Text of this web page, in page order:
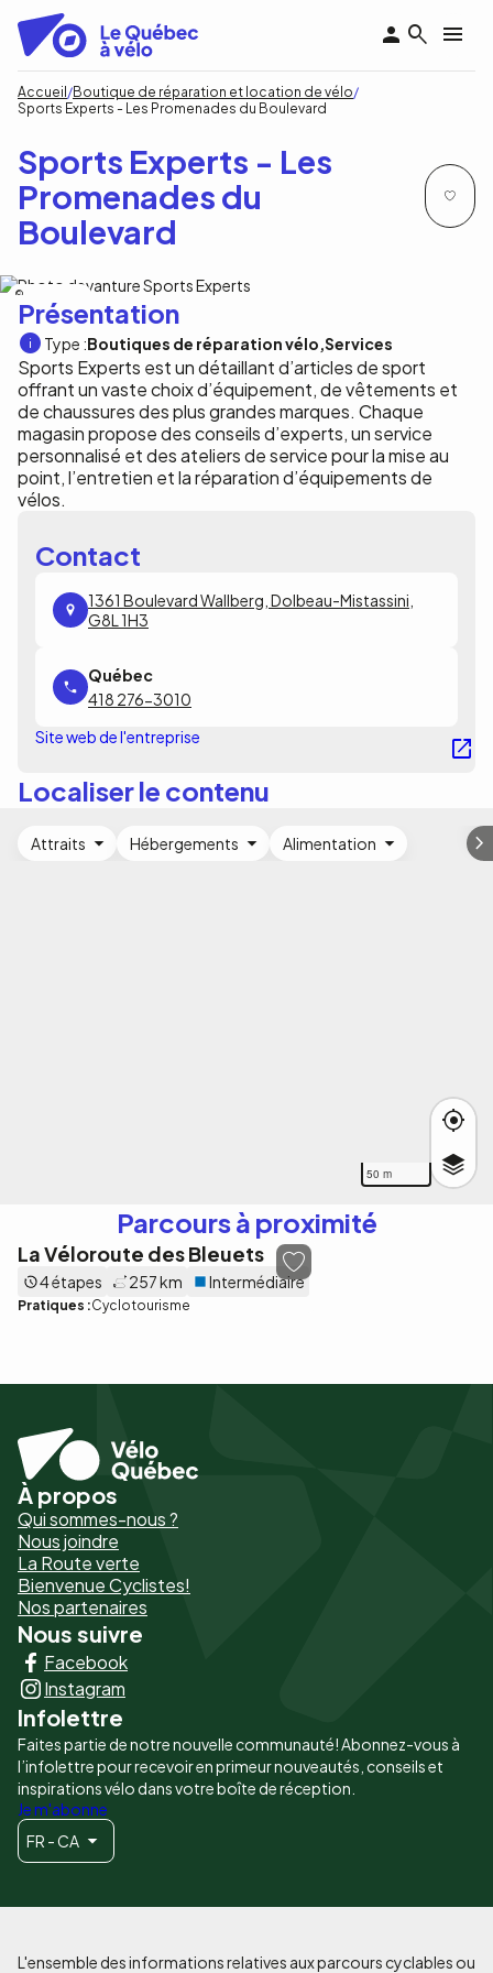
contenu
principal
Fil
Accueil
Boutique de réparation et location de vélo
Sports Experts - Les Promenades du Boulevard
Sports Experts - Les
Promenades du
Boulevard
Présentation
Type :Boutiques de réparation vélo Services
Sports Experts est un détaillant d’articles de sport
offrant un vaste choix d’équipement, de vêtements et
de chaussures des plus grandes marques. Chaque
magasin propose des conseils d’experts, un service
personnalisé et des ateliers de service pour la mise au
point, l’entretien et la réparation d’équipements de
vélos.
Contact
1361 Boulevard Wallberg, Dolbeau-Mistassini,
G8L 1H3
418 276-3010
Site web de l'entreprise
Localiser le contenu
50 m
Attraits Hébergements Alimentation
Parcours à proximité
La Véloroute des Bleuets
4 étapes 257 km Intermédiaire
Pratiques :Cyclotourisme
Pied
de
page
-
Liens
principaux
À propos
Qui sommes-nous ?
Nous joindre
La Route verte
Bienvenue Cyclistes!
Nos partenaires
Nous suivre
Facebook
Instagram
Infolettre
Faites partie de notre nouvelle communauté! Abonnez-vous à
l’infolettre pour recevoir en primeur nouveautés, conseils et
inspirations vélo dans votre boîte de réception.
Je m'abonne
FR - CA
L'ensemble des informations relatives aux parcours cyclables ou